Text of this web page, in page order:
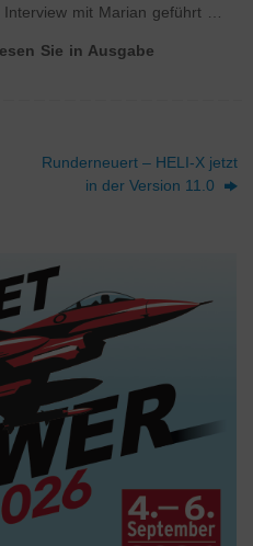
mit Marian geführt …
Sie in Ausgabe
Runderneuert – HELI-X jetzt
in der Version 11.0